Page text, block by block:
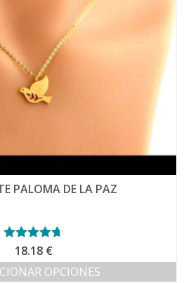
PALOMA DE LA PAZ
Valorado
con4.67de
5
18.18 €
OPCIONES